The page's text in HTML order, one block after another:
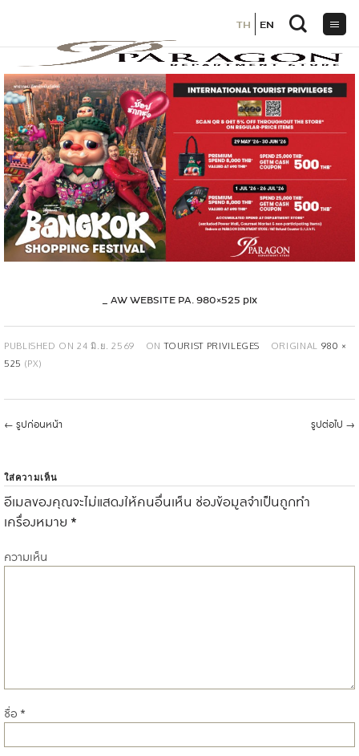
ยัง
เนื้อหา
_ AW WEBSITE PA. 980×525 pix
PUBLISHED ON24 มิ.ย. 2569 ONTOURIST PRIVILEGES ORIGINAL 980 ×
525 (PX)
← รูปก่อนหน้า รูปต่อไป →
ใส่ความเห็น
อีเมลของคุณจะไม่แสดงให้คนอื่นเห็น ช่องข้อมูลจำเป็นถูกทำ
เครื่องหมาย *
ความเห็น
ชื่อ *
TH EN
TH EN